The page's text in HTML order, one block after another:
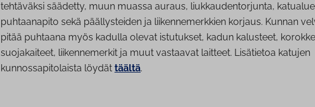
tehtäväksi säädetty, muun muassa auraus, liukkaudentorjunta,
puhtaanapito sekä päällysteiden ja liikennemerkkien korjaus. Kunnan
pitää puhtaana myös kadulla olevat istutukset, kadun kalusteet,
suojakaiteet, liikennemerkit ja muut vastaavat laitteet. Lisätietoa katujen
kunnossapitolaista löydät täältä.